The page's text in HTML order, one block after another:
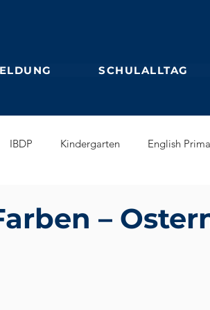
SCHULALLTAG
IBDP Kindergarten English
–